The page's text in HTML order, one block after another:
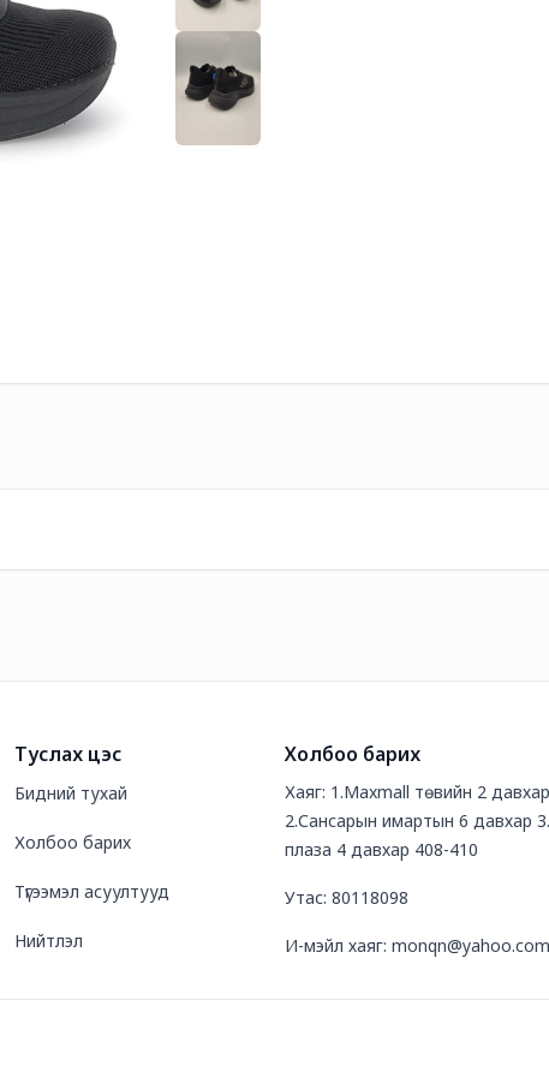
Туслах цэс
Бидний тухай
Холбоо барих
Түгээмэл асуултууд
Нийтлэл
Холбоо барих
Хаяг: 1.Maxmall төвийн 2
2.Сансарын имартын 6 давхар
плаза 4 давхар 408-410
Утас: 80118098
И-мэйл хаяг: monqn@yahoo.com